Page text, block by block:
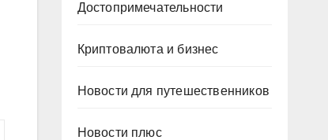
Достопримечательности
Криптовалюта и бизнес
Новости для путешественников
Новости плюс